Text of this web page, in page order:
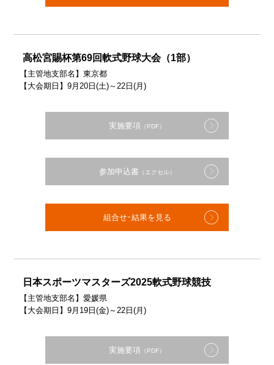
高松宮賜杯第69回軟式野球大会（1部）
【主管地支部名】東京都
【大会期日】9月20日(土)～22日(月)
実施要項 （PDF）
参加申込書 （エクセル）
組合せ･結果を見る
日本スポーツマスターズ2025軟式野球競技
【主管地支部名】愛媛県
【大会期日】9月19日(金)～22日(月)
実施要項 （PDF）